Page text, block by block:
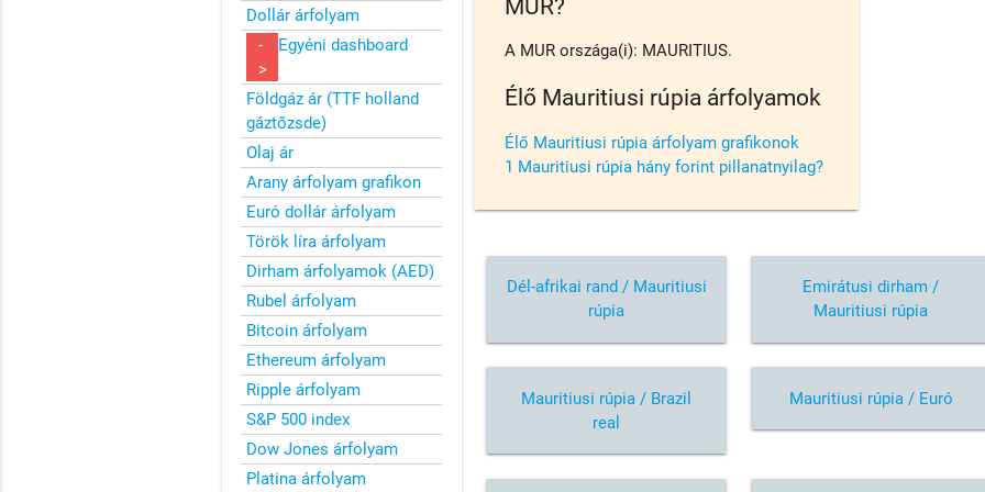
MUR?
A MUR országa(i): MAURITIUS.
Élő Mauritiusi rúpia árfolyamok
Élő Mauritiusi rúpia árfolyam grafikonok
1 Mauritiusi rúpia hány forint pillanatnyilag?
Dél-afrikai rand / Mauritiusi
rúpia
Emirátusi dirham /
Mauritiusi rúpia
Mauritiusi rúpia / Brazil
real
Mauritiusi rúpia / Euró
Dollár árfolyam
-
>
Egyéni dashboard
Földgáz ár (TTF holland
gáztőzsde)
Olaj ár
Arany árfolyam grafikon
Euró dollár árfolyam
Török líra árfolyam
Dirham árfolyamok (AED)
Rubel árfolyam
Bitcoin árfolyam
Ethereum árfolyam
Ripple árfolyam
S&P 500 index
Dow Jones árfolyam
Platina árfolyam